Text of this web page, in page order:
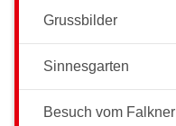
Grussbilder
Sinnesgarten
Besuch vom Falkner